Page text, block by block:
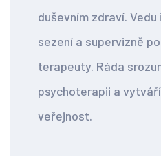
duševním zdraví.
sezení a supervizně
terapeuty. Ráda
psychoterapii a
veřejnost.